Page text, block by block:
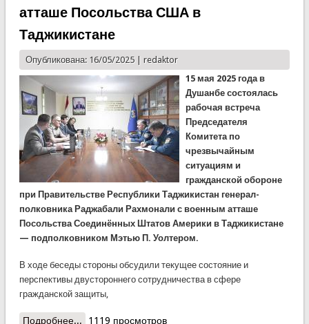
атташе Посольства США в
Таджикистане
Опубликована: 16/05/2025 | redaktor
15 мая 2025 года в
Душанбе состоялась
рабочая встреча
Председателя
Комитета по
чрезвычайным
ситуациям и
гражданской обороне
при Правительстве Республики Таджикистан генерал-
полковника Раджабали Рахмонали с военным атташе
Посольства Соединённых Штатов Америки в Таджикистане
— подполковником Мэтью П. Уолтером.
В ходе беседы стороны обсудили текущее состояние и
перспективы двустороннего сотрудничества в сфере
гражданской защиты,
Подробнее... о Встреча Председателя КЧС с военным атташе
1119 просмотров